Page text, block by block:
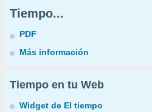
Tiempo...
PDF
Más información
Tiempo en tu Web
Widget de El tiempo